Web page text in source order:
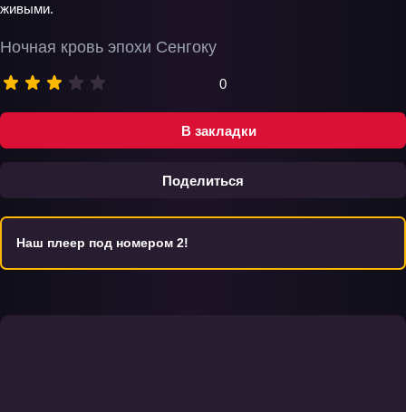
В закладки
Поделиться
Ночная кровь эпохи Сенгоку
0
живыми.
Наш плеер под номером 2!